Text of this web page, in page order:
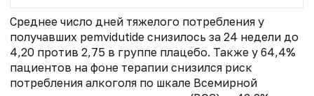
Среднее число дней тяжелого потребления у
получавших pemvidutide снизилось за 24 недели до
4,20 против 2,75 в группе плацебо. Также у 64,4%
пациентов на фоне терапии снизился риск
потребления алкоголя по шкале Всемирной